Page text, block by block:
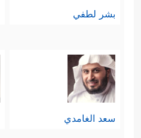
بشر لطفي
سعد الغامدي